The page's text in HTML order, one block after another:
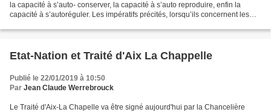
la capacité à s’auto- conserver, la capacité à s’auto reproduire, enfin la
capacité à s’autoréguler. Les impératifs précités, lorsqu’ils concernent les
Etat-Nation et Traité d'Aix La Chappelle
Publié le 22/01/2019 à 10:50
Par Jean Claude Werrebrouck
Le Traité d'Aix-La Chapelle va être signé aujourd'hui par la Chancelière